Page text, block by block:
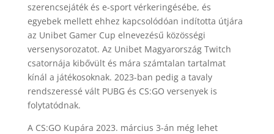
szerencsejáték és e-sport vérkeringésébe, és
egyebek mellett ehhez kapcsolódóan indította útjára
az Unibet Gamer Cup elnevezésű közösségi
versenysorozatot. Az Unibet Magyarország Twitch
csatornája kibővült és mára számtalan tartalmat
kínál a játékosoknak. 2023-ban pedig a tavaly
rendszeressé vált PUBG és CS:GO versenyek is
folytatódnak.
A CS:GO Kupára 2023. március 3-án még lehet